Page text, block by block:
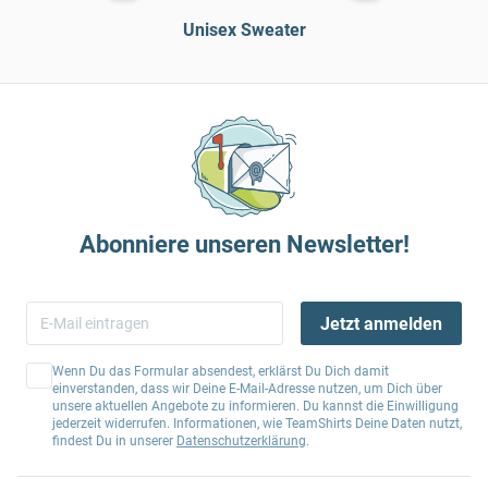
Unisex Sweater
Abonniere unseren Newsletter!
Jetzt anmelden
Wenn Du das Formular absendest, erklärst Du Dich damit
einverstanden, dass wir Deine E-Mail-Adresse nutzen, um Dich über
unsere aktuellen Angebote zu informieren. Du kannst die Einwilligung
jederzeit widerrufen. Informationen, wie TeamShirts Deine Daten nutzt,
findest Du in unserer Datenschutzerklärung.